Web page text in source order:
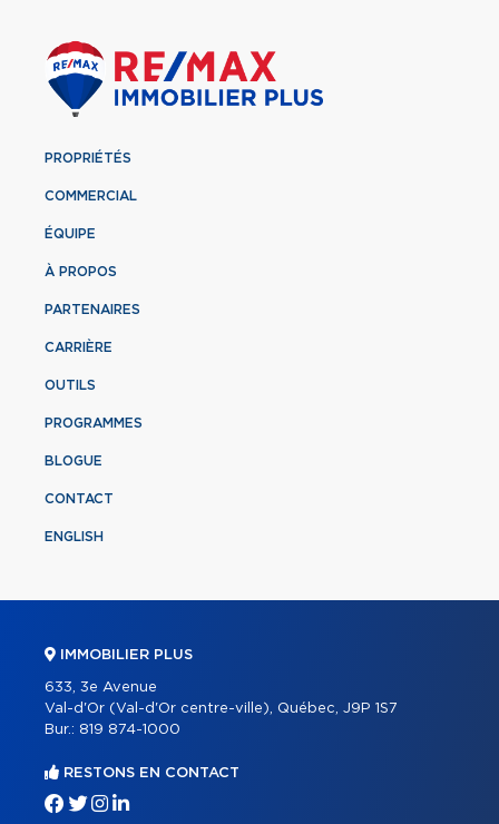
PROPRIÉTÉS
COMMERCIAL
ÉQUIPE
À PROPOS
PARTENAIRES
CARRIÈRE
OUTILS
PROGRAMMES
BLOGUE
CONTACT
ENGLISH
IMMOBILIER PLUS
633, 3e Avenue
Val-d'Or (Val-d'Or centre-ville), Québec, J9P 1S7
Bur.: 819 874-1000
RESTONS EN CONTACT